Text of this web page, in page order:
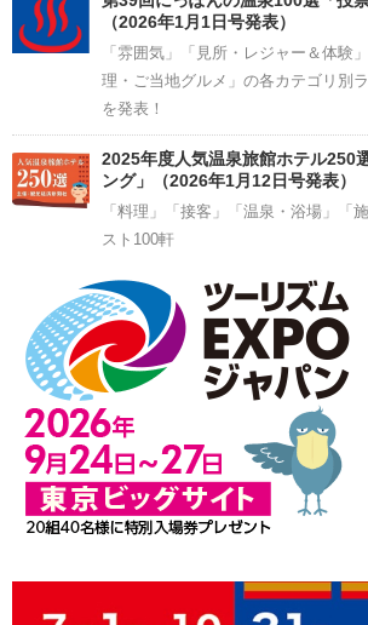
（2026年1月1日号発表）
「雰囲気」「見所・レジャー＆体験
理・ご当地グルメ」の各カテゴリ別
を発表！
2025年度人気温泉旅館ホテル250
ング」（2026年1月12日号発表）
「料理」「接客」「温泉・浴場」「
スト100軒